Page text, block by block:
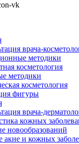
vk
врача-
методики
косметология
методики
косметология
фигуры
врача-
кожных
новообразований
акне и кожных